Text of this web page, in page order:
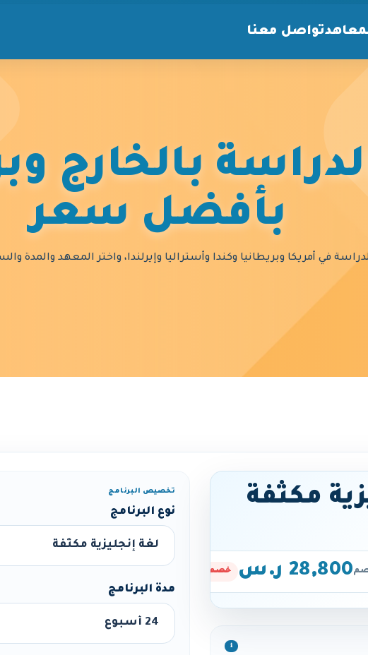
تواصل معنا
بالخارج
بأفضل سعر
في أمريكا وبريطانيا وكندا وأستراليا وإيرلندا، واختر المعهد والمدة
مكثفة
28,800 ر.س خصم 25%
ℹ️
تخصيص البرنامج
نوع البرنامج
مدة البرنامج